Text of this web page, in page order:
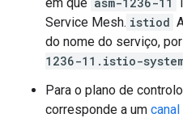
Service Mesh. istiod
do nome do serviço,
1236-11.istio-
Para o plano de
corresponde a um